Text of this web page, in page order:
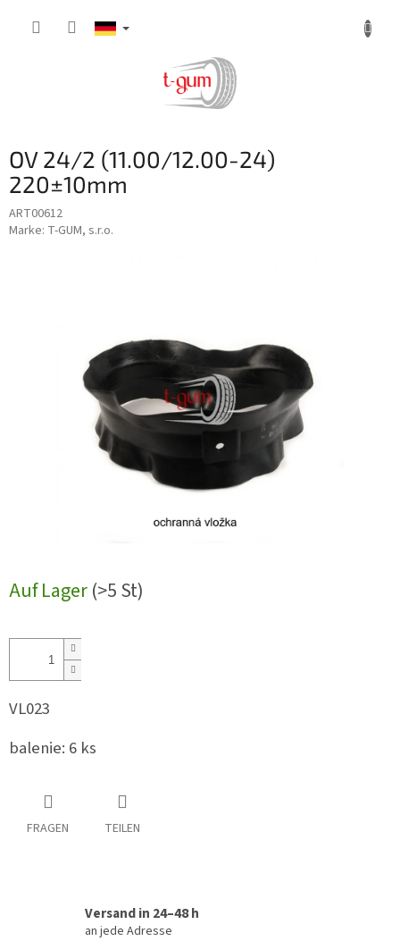
OV 24/2 (11.00/12.00-24)
220±10mm
ART00612
Marke: T-GUM, s.r.o.
Auf Lager(>5 St)
VL023
balenie: 6 ks
FRAGEN TEILEN
Versand in 24–48 h
an jede Adresse